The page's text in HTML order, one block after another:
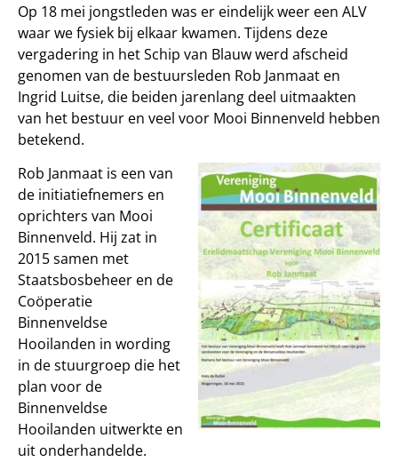
Op 18 mei jongstleden was er eindelijk weer een ALV
waar we fysiek bij elkaar kwamen. Tijdens deze
vergadering in het Schip van Blauw werd afscheid
genomen van de bestuursleden Rob Janmaat en
Ingrid Luitse, die beiden jarenlang deel uitmaakten
van het bestuur en veel voor Mooi Binnenveld hebben
betekend.
Rob Janmaat is een van
de initiatiefnemers en
oprichters van Mooi
Binnenveld. Hij zat in
2015 samen met
Staatsbosbeheer en de
Coöperatie
Binnenveldse
Hooilanden in wording
in de stuurgroep die het
plan voor de
Binnenveldse
Hooilanden uitwerkte en
uit onderhandelde.